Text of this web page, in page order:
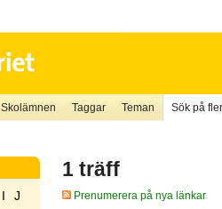
Skolämnen Taggar Teman Sök på
I
J
1 träff
Prenumerera på nya länkar